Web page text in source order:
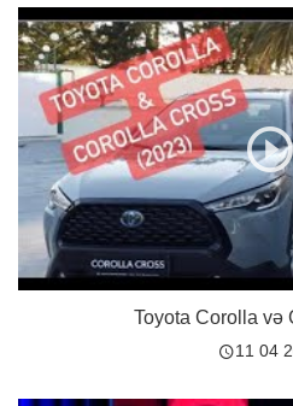
Toyota Corolla və
11 04